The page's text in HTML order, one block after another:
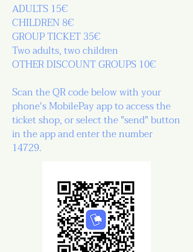
ADULTS 15€
CHILDREN 8€
GROUP TICKET 35€
Two adults, two children
OTHER DISCOUNT GROUPS 10€
Scan the QR code below with your
phone's MobilePay app to access the
ticket shop, or select the "send" button
in the app and enter the number
14729.